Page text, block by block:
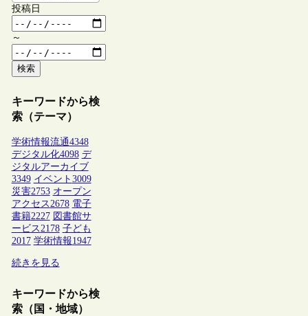
投稿日
～
検索
キーワードから検
索（テーマ）
学術情報流通4348
デジタル化4098 デ
ジタルアーカイブ
3349 イベント 3009
災害2753 オープン
アクセス 2678 電子
書籍2227 図書館サ
ービス 2178 子ども
2017 学術情報1947
続きを見る
キーワードから検
索（国・地域）